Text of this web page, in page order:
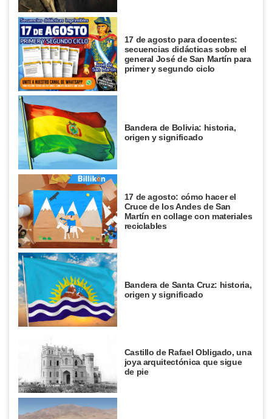
17 de agosto para docentes:
secuencias didácticas sobre el
general José de San Martín para
primer y segundo ciclo
Bandera de Bolivia: historia,
origen y significado
17 de agosto: cómo hacer el
Cruce de los Andes de San
Martín en collage con materiales
reciclables
Bandera de Santa Cruz: historia,
origen y significado
Castillo de Rafael Obligado, una
joya arquitectónica que sigue
de pie